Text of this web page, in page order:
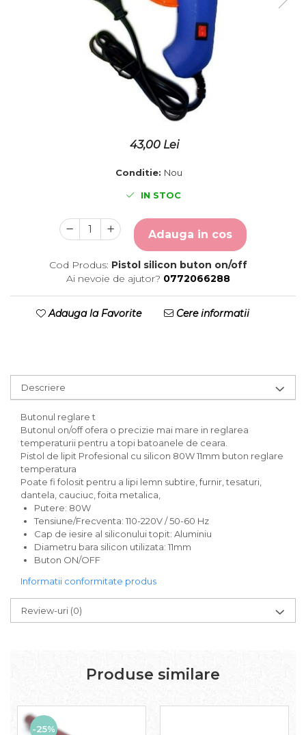
Placute gravate la comanda
43,00 Lei
Conditie: Nou
IN STOC
Adauga in cos
Cod Produs: Pistol silicon buton on/off
Ai nevoie de ajutor? 0772066288
Adauga la Favorite Cere informatii
Descriere
Butonul reglare t
Butonul on/off ofera o precizie mai mare in reglarea
temperaturii pentru a topi batoanele de ceara.
Pistol de lipit Profesional cu silicon 80W 11mm buton reglare
temperatura
Poate fi folosit pentru a lipi lemn subtire, furnir, tesaturi,
dantela, cauciuc, foita metalica,
Putere: 80W
Tensiune/Frecventa: 110-220V / 50-60 Hz
Cap de iesire al siliconului topit: Aluminiu
Diametru bara silicon utilizata: 11mm
Buton ON/OFF
Informatii conformitate produs
Review-uri (0)
Produse similare
-25%